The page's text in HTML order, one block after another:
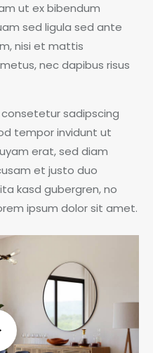
ut ex bibendum
sed ligula sed ante
nisi et mattis
nec dapibus risus
sadipscing
tempor invidunt ut
erat, sed diam
et justo duo
kasd gubergren, no
ipsum dolor sit amet.